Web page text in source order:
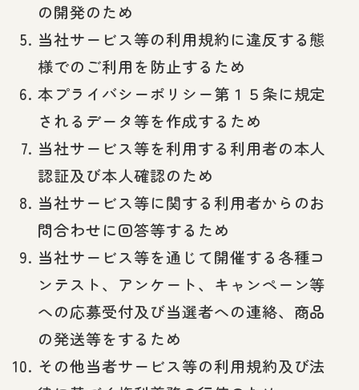
の開発のため
当社サービス等の利用規約に違反する態
様でのご利用を防止するため
本プライバシーポリシー第１５条に規定
されるデータ等を作成するため
当社サービス等を利用する利用者の本人
認証及び本人確認のため
当社サービス等に関する利用者からのお
問合わせに回答等するため
当社サービス等を通じて開催する各種コ
ンテスト、アンケート、キャンペーン等
への応募受付及び当選者への連絡、商品
の発送等をするため
その他当者サービス等の利用規約及び法